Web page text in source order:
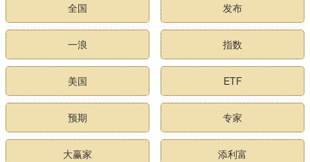
全国 发布
一浪 指数
美国 ETF
预期 专家
大赢家 添利富